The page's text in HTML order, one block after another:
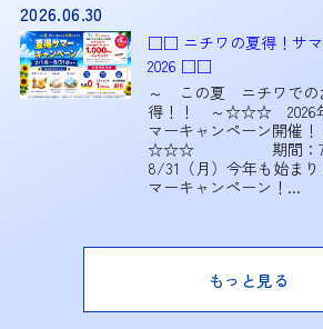
2026.06.30
□□ ニチワの夏得！サ
2026 □□
～ この夏 ニチワでの
得！！ ～☆☆☆ 2026年
マーキャンペーン開催
☆☆☆ 期間：7月1
8/31（月）今年も始ま
マーキャンペーン！...
2026.03.20
【テント事業部 移転のお知らせ】
このたび、テナント事業部が下記の通り移
りましたのでご案内申し上げます。
もっと見る